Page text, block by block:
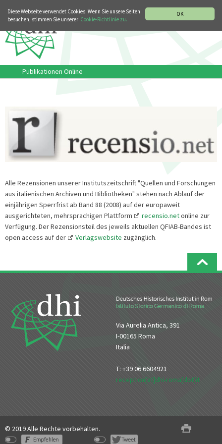
OK
Diese Webseite verwendet Cookies. Wenn Sie unsere Seiten
besuchen, stimmen Sie unserer Cookie-Richtlinie zu.
Publikationen Online
Alle Rezensionen unserer Institutszeitschrift "Quellen und Forschungen
aus italienischen Archiven und Bibliotheken" stehen nach Ablauf der
einjährigen Sperrfrist ab Band 88 (2008) auf der europaweit
ausgerichteten, mehrsprachigen Plattform
recensio.netonline zur
Verfügung. Der Rezensionsteil des jeweils aktuellen QFIAB-Bandes ist
open access auf der
Verlagswebsite zugänglich.
Via Aurelia Antica, 391
I-00165 Roma
Italia
T: +39 06 6604921
reception[at]dhi-roma[dot]it
© 2019 Alle Rechte vorbehalten.